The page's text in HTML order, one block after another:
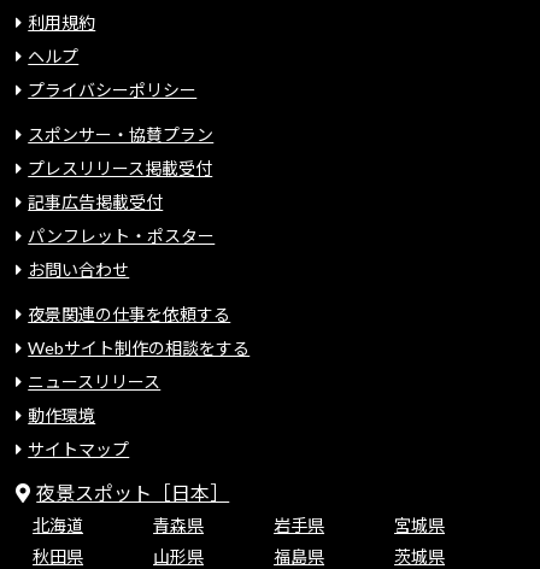
利用規約
ヘルプ
プライバシーポリシー
スポンサー・協賛プラン
プレスリリース掲載受付
記事広告掲載受付
パンフレット・ポスター
お問い合わせ
夜景関連の仕事を依頼する
Webサイト制作の相談をする
ニュースリリース
動作環境
サイトマップ
夜景スポット［日本］
北海道 青森県 岩手県
宮城県
秋田県
山形県 福島県
茨城県